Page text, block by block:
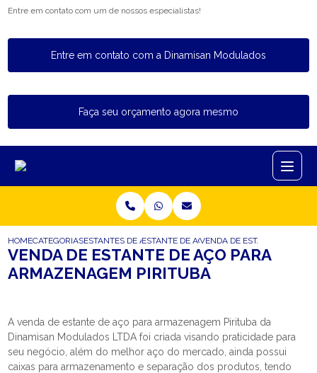
Entre em contato com um de nossos especialistas!
Entre em contato com a Dinamisan Modulados
Faça seu orçamento agora mesmo
HOMECATEGORIASESTANTES DE ACOESTANTE DE ACO PARA AUTO PECAS
VENDA DE ESTANTE DE
VENDA DE ESTANTE DE AÇO PARA
ARMAZENAGEM PIRITUBA
A venda de estante de aço para armazenagem Pirituba da
Dinamisan Modulados LTDA foi criada visando praticidade para
seu negócio, além do melhor aço do mercado, ainda possui
caixas para armazenamento e separação dos produtos, tendo